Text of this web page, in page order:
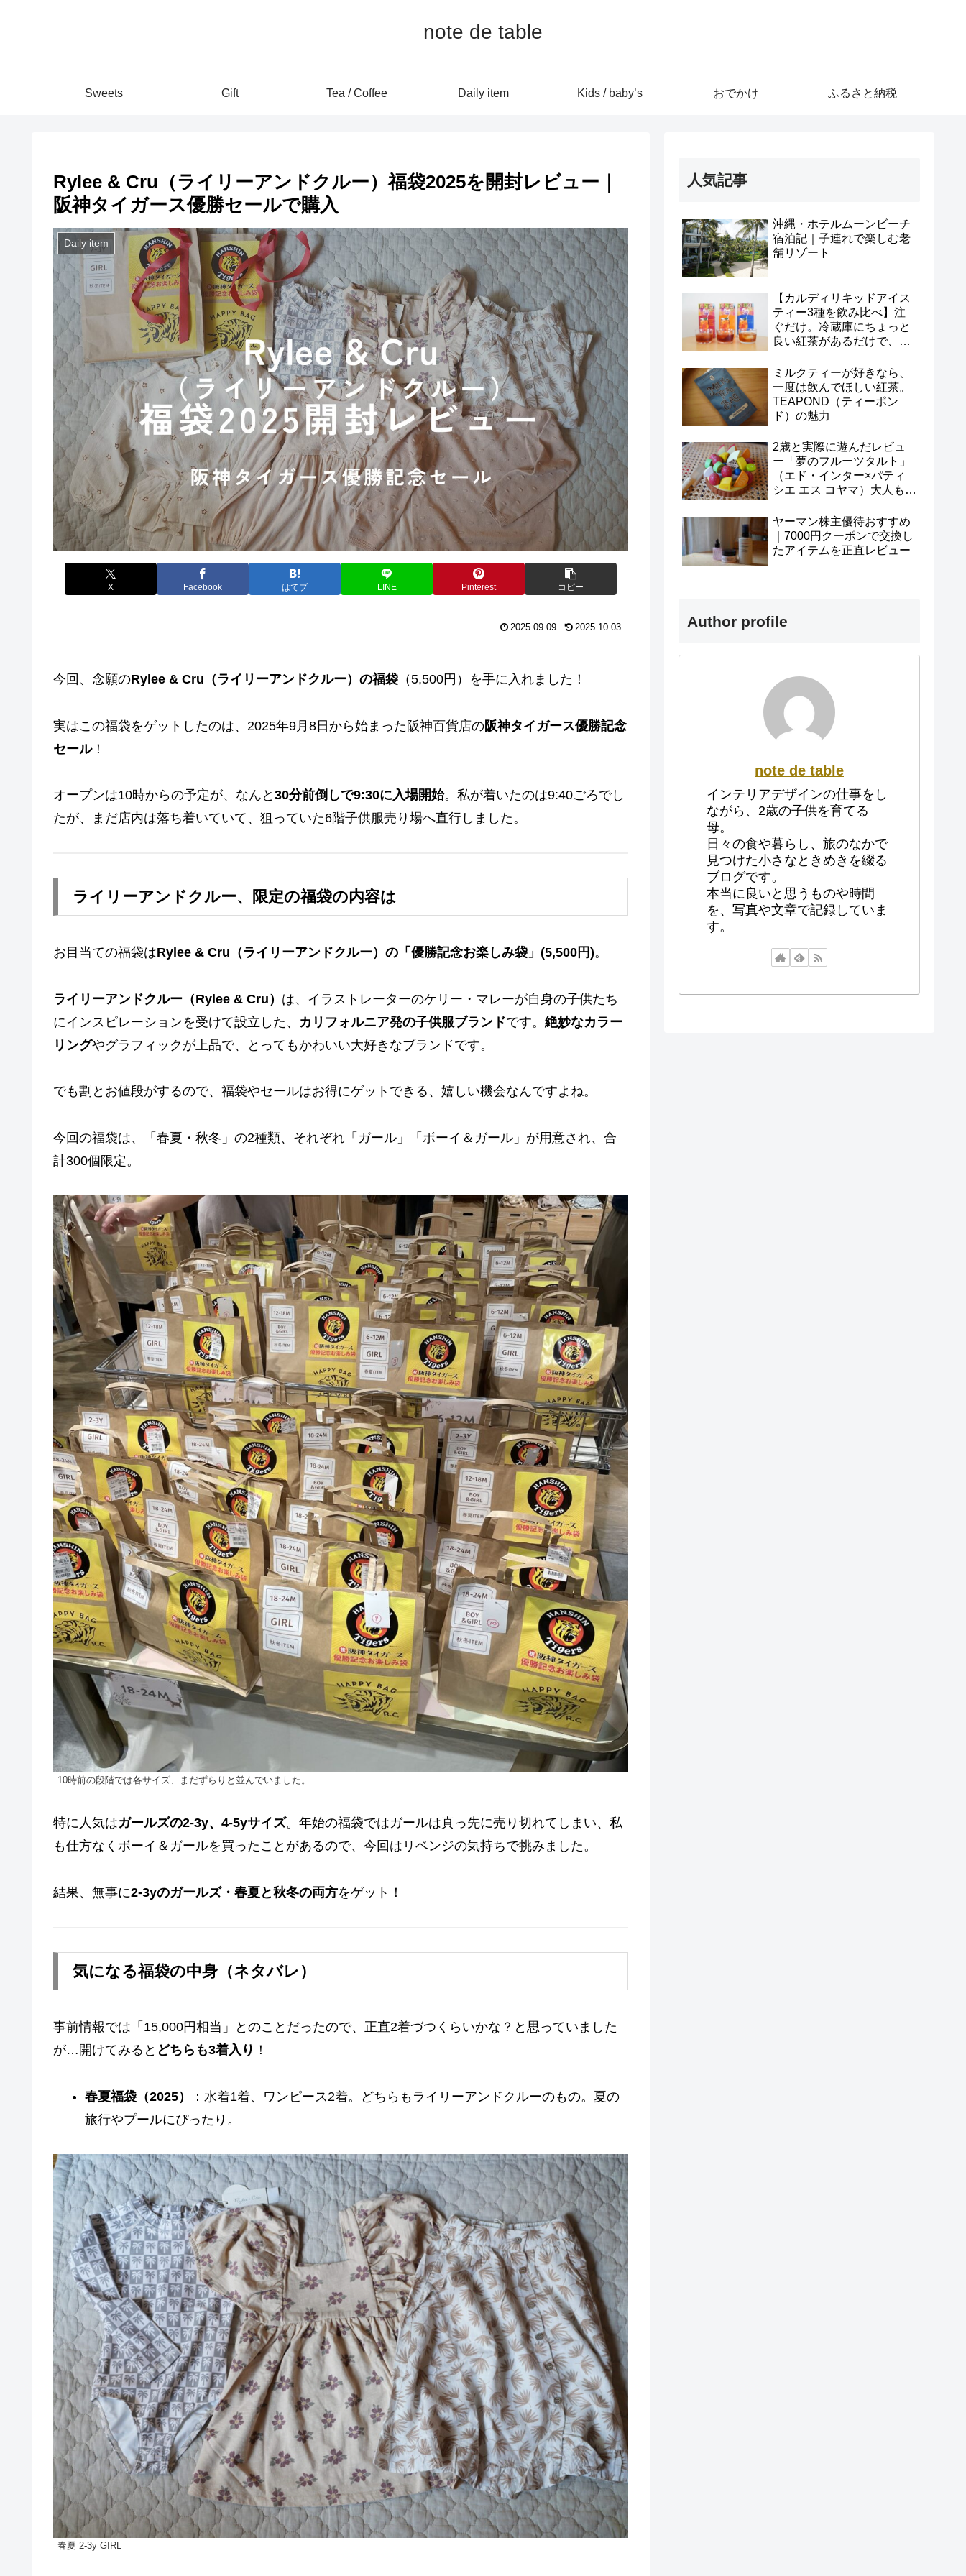
note de table
Sweets Gift Tea / Coffee Daily item Kids / baby’s おでかけ ふるさと納税
Rylee & Cru（ライリーアンドクルー）福袋2025を開封レビュー｜
阪神タイガース優勝セールで購入
Daily item
X Facebook はてブ LINE Pinterest コピー
2025.09.09 2025.10.03
今回、念願のRylee & Cru（ライリーアンドクルー）の福袋 （5,500円）を手に入れました！
実はこの福袋をゲットしたのは、2025年9月8日から始まった阪神百貨店の阪神タイガース優勝記念
セール！
オープンは10時からの予定が、なんと 30分前倒しで9:30に入場開始。私が着いたのは9:40ごろでし
たが、まだ店内は落ち着いていて、狙っていた6階子供服売り場へ直行しました。
ライリーアンドクルー、限定の福袋の内容は
お目当ての福袋はRylee & Cru（ライリーアンドクルー）の「優勝記念お楽しみ袋」(5,500円)。
ライリーアンドクルー（Rylee & Cru） は、イラストレーターのケリー・マレーが自身の子供たち
にインスピレーションを受けて設立した、 カリフォルニア発の子供服ブランドです。 絶妙なカラー
リングやグラフィックが上品で、とってもかわいい大好きなブランドです。
でも割とお値段がするので、福袋やセールはお得にゲットできる、嬉しい機会なんですよね。
今回の福袋は、「春夏・秋冬」の2種類、それぞれ「ガール」「ボーイ＆ガール」が用意され、合
計300個限定。
10時前の段階では各サイズ、まだずらりと並んでいました。
特に人気はガールズの2-3y、4-5yサイズ。年始の福袋ではガールは真っ先に売り切れてしまい、私
も仕方なくボーイ＆ガールを買ったことがあるので、今回はリベンジの気持ちで挑みました。
結果、無事に2-3yのガールズ・春夏と秋冬の両方をゲット！
気になる福袋の中身（ネタバレ）
事前情報では「15,000円相当」とのことだったので、正直2着づつくらいかな？と思っていました
が…開けてみると どちらも3着入り ！
春夏福袋（2025）
：水着1着、ワンピース2着。どちらもライリーアンドクルーのもの。夏の
旅行やプールにぴったり。
春夏 2-3y GIRL
人気記事
沖縄・ホテルムーンビーチ
宿泊記｜子連れで楽しむ老
舗リゾート
【カルディリキッドアイス
ティー3種を飲み比べ】注
ぐだけ。冷蔵庫にちょっと
良い紅茶があるだけで、今
ない
ミルクティーが好きなら、
一度は飲んでほしい紅茶。
TEAPOND（ティーポン
ド）の魅力
2歳と実際に遊んだレビュ
ー「夢のフルーツタルト」
（エド・インター×パティ
シエ エス コヤマ）大人も子
る！
ヤーマン株主優待おすすめ
｜7000円クーポンで交換し
たアイテムを正直レビュー
Author profile
note de table
インテリアデザインの仕事をし
ながら、2歳の子供を育てる
母。
日々の食や暮らし、旅のなかで
見つけた小さなときめきを綴る
ブログです。
本当に良いと思うものや時間
を、写真や文章で記録していま
す。